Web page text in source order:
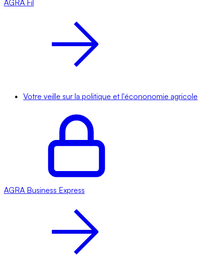
AGRA Fil
Votre veille sur la politique et l'écononomie agricole
AGRA Business Express